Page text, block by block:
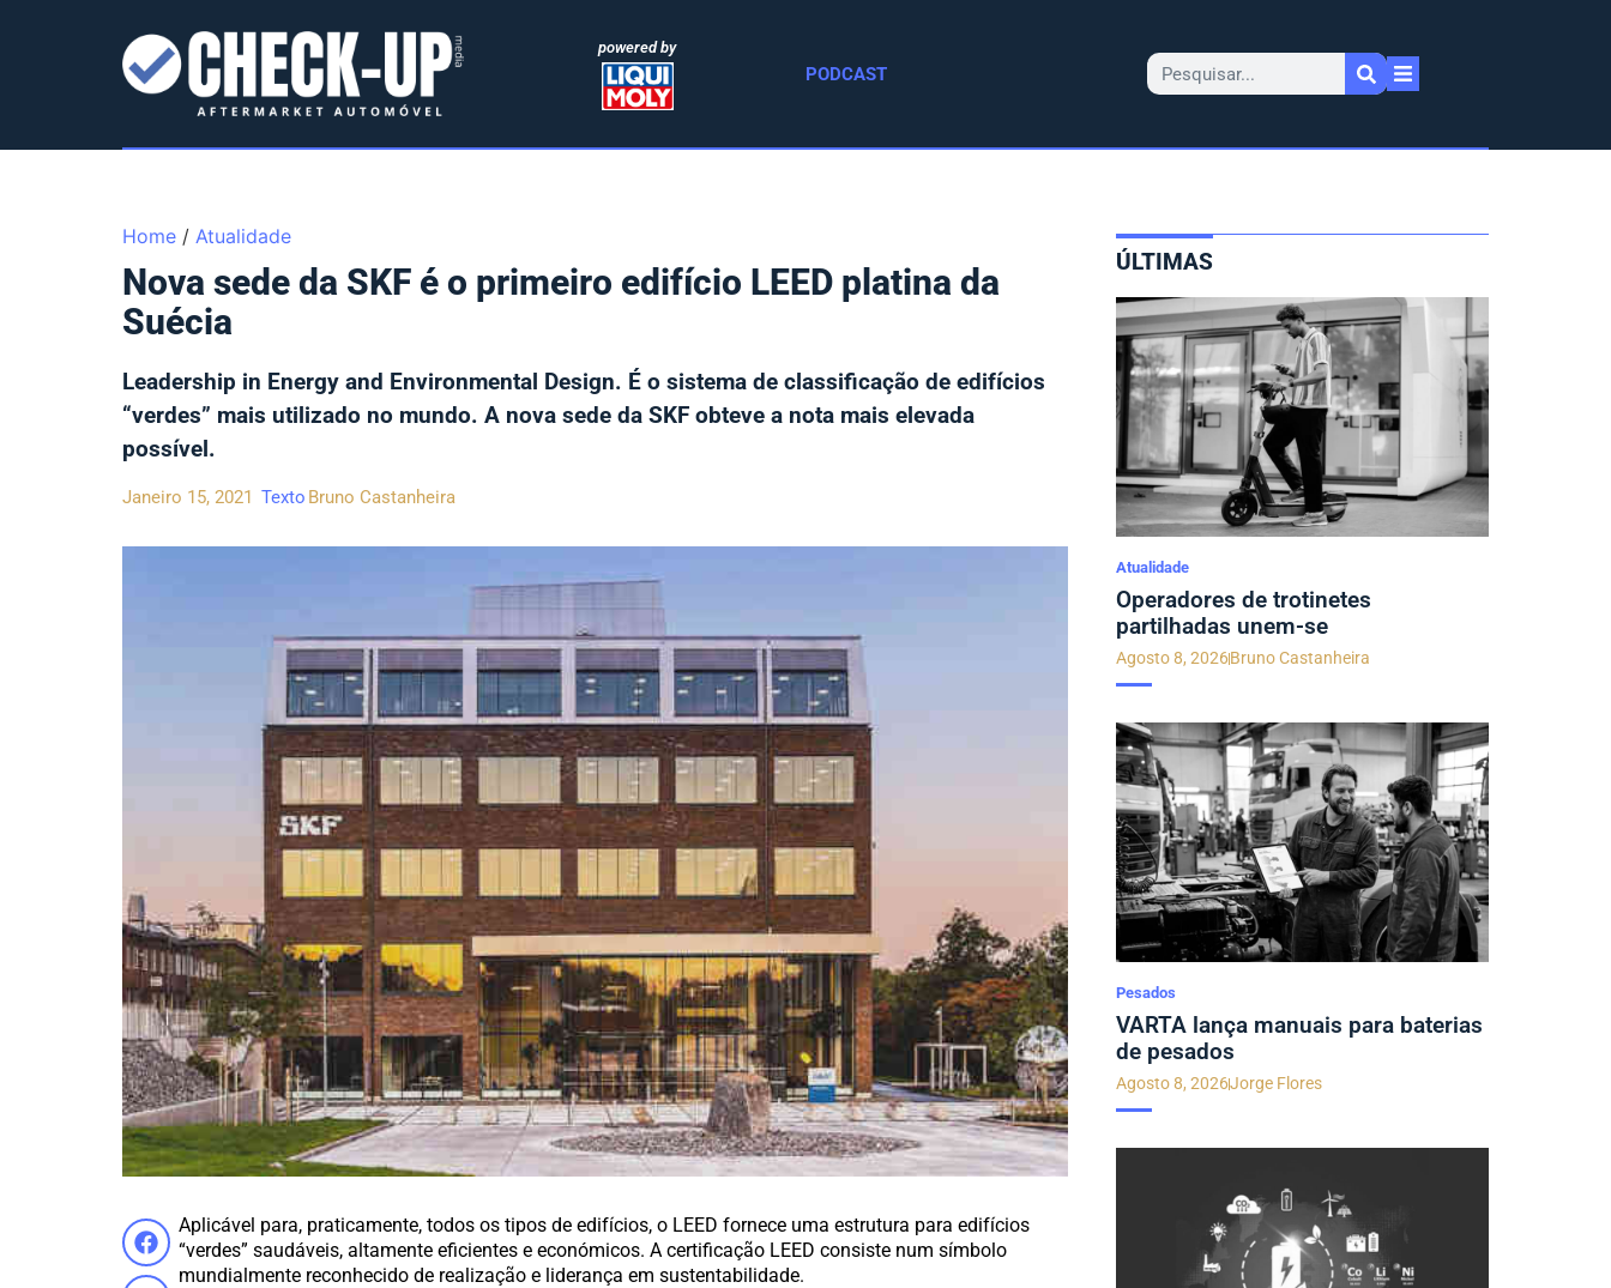
powered by
PODCAST
Home / Atualidade
Nova sede da SKF é o primeiro edifício LEED platina da
Suécia
Leadership in Energy and Environmental Design. É o sistema de classificação de edifícios
“verdes” mais utilizado no mundo. A nova sede da SKF obteve a nota mais elevada
possível.
Janeiro 15, 2021 Texto Bruno Castanheira
Aplicável para, praticamente, todos os tipos de edifícios, o LEED fornece uma estrutura para edifícios
“verdes” saudáveis, altamente eficientes e económicos. A certificação LEED consiste num símbolo
mundialmente reconhecido de realização e liderança em sustentabilidade.
ÚLTIMAS
Atualidade
Operadores de trotinetes
partilhadas unem-se
Agosto 8, 2026Bruno Castanheira
Pesados
VARTA lança manuais para baterias
de pesados
Agosto 8, 2026Jorge Flores